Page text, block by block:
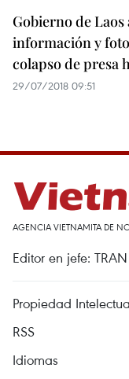
Gobierno de
información y
colapso de presa
29/07/2018 09:51
AGENCIA VIETNAMITA DE
Editor en jefe:
Propiedad
RSS
Idiomas